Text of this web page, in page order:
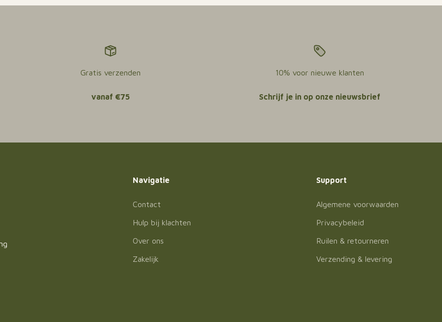
Gratis verzenden
vanaf €75
10% voor nieuwe klanten
Schrijf je in op onze nieuwsbrief
Navigatie
Contact
Hulp bij klachten
Over ons
Zakelijk
Support
Algemene voorwaarden
Privacybeleid
Ruilen & retourneren
Verzending & levering